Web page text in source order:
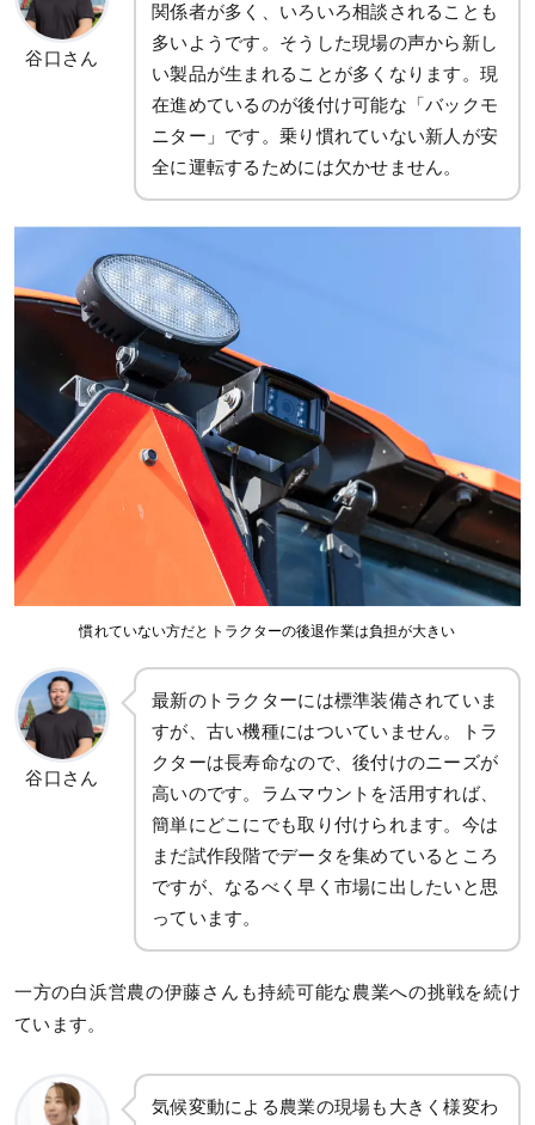
谷口さん
関係者が多く、いろいろ相談されることも
多いようです。そうした現場の声から新し
い製品が生まれることが多くなります。現
在進めているのが後付け可能な「バックモ
ニター」です。乗り慣れていない新人が安
全に運転するためには欠かせません。
慣れていない方だとトラクターの後退作業は負担が大きい
谷口さん
最新のトラクターには標準装備されていま
すが、古い機種にはついていません。トラ
クターは長寿命なので、後付けのニーズが
高いのです。ラムマウントを活用すれば、
簡単にどこにでも取り付けられます。今は
まだ試作段階でデータを集めているところ
ですが、なるべく早く市場に出したいと思
っています。
一方の白浜営農の伊藤さんも持続可能な農業への挑戦を続け
ています。
気候変動による農業の現場も大きく様変わ